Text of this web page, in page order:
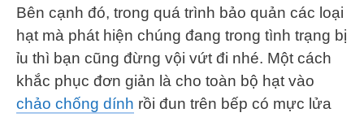
Bên cạnh đó, trong quá trình bảo quản các loại
hạt mà phát hiện chúng đang trong tình trạng bị
ỉu thì bạn cũng đừng vội vứt đi nhé. Một cách
khắc phục đơn giản là cho toàn bộ hạt vào
chảo chống dính rồi đun trên bếp có mực lửa